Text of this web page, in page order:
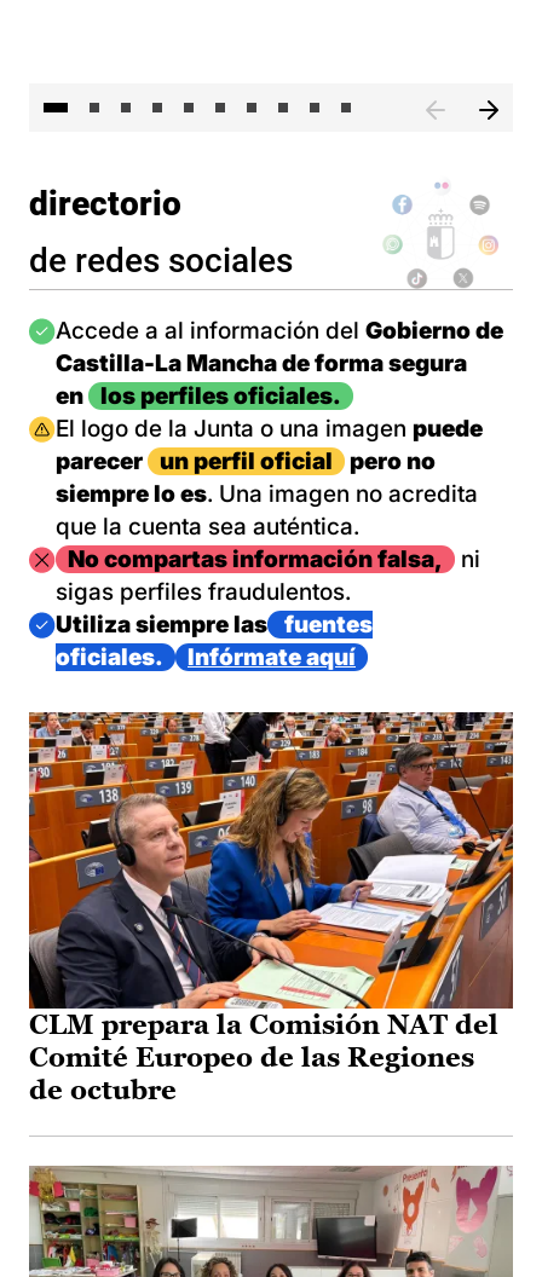
directorio
de redes sociales
Imagen
Accede a al información del Gobierno de
Castilla-La Mancha de forma segura
en
los perfiles oficiales.
Imagen
El logo de la Junta o una imagen puede
parecer
un perfil oficial
pero no
siempre lo es. Una imagen no acredita
que la cuenta sea auténtica.
ImagenNo compartas información falsa,
ni
sigas perfiles fraudulentos.
Imagen
Utiliza siempre las
fuentes
oficiales.
Infórmate aquí
CLM prepara la Comisión NAT del
Comité Europeo de las Regiones
de octubre